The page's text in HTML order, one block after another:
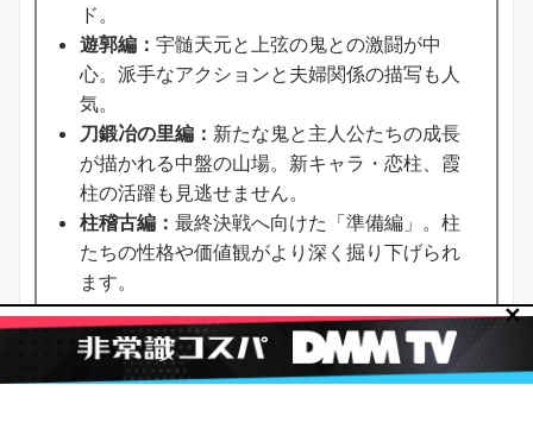
ド。
遊郭編： 宇髄天元と上弦の鬼との激闘が中
心。派手なアクションと夫婦関係の描写も人
気。
刀鍛冶の里編： 新たな鬼と主人公たちの成長
が描かれる中盤の山場。新キャラ・恋柱、霞
柱の活躍も見逃せません。
柱稽古編： 最終決戦へ向けた「準備編」。柱
たちの性格や価値観がより深く掘り下げられ
ます。
このように、それぞれのシーズンごとに異なる柱や鬼
✕